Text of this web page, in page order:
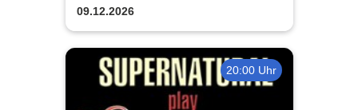
09.12.2026
20:00 Uhr